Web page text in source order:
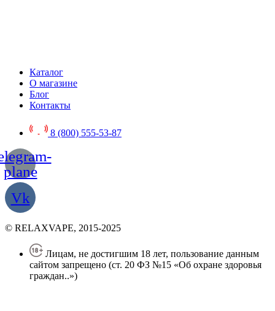
Каталог
О магазине
Блог
Контакты
8 (800) 555-53-87
plane
Vk
© RELAXVAPE, 2015-2025
Лицам, не достигшим 18 лет, пользование данным
сайтом запрещено (ст. 20 ФЗ №15 «Об охране здоровья
граждан..»)